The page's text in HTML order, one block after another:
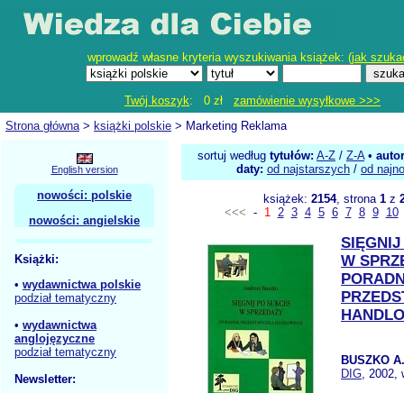
wprowadź własne kryteria wyszukiwania książek: (jak
Twój koszyk: 0 zł zamówienie wysyłkowe >>>
Strona główna> książki polskie > Marketing Reklama
English version
nowości: polskie
nowości: angielskie
Książki:
• wydawnictwa polskie
podział tematyczny
• wydawnictwa
anglojęzyczne
podział tematyczny
Newsletter:
sortuj według tytułów: A-Z / Z-A•
daty: od najstarszych / od
książek: 2154, strona 1z
<<< - 1 2 3 4 5 6 7 8 9 10
W
BUSZKO A.
DIG, 2002,